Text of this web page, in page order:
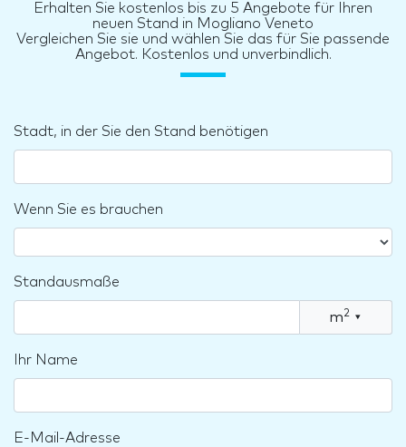
Erhalten Sie kostenlos bis zu 5 Angebote für Ihren
neuen Stand in Mogliano Veneto
Vergleichen Sie sie und wählen Sie das für Sie passende
Angebot. Kostenlos und unverbindlich.
Stadt, in der Sie den Stand benötigen
Wenn Sie es brauchen
Standausmaße
m2 ▾
Ihr Name
E-Mail-Adresse